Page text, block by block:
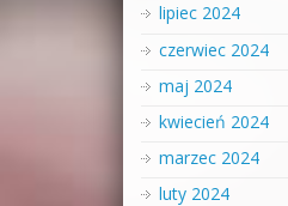
lipiec 2024
czerwiec 2024
maj 2024
kwiecień 2024
marzec 2024
luty 2024